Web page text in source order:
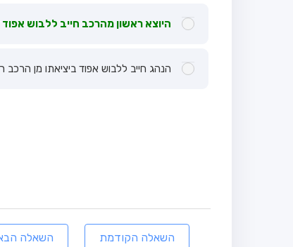
היוצא ראשון מהרכב חייב ללבוש אפוד
הנהג חייב ללבוש אפוד ביציאתו מן
השאלה הקודמת השאלה